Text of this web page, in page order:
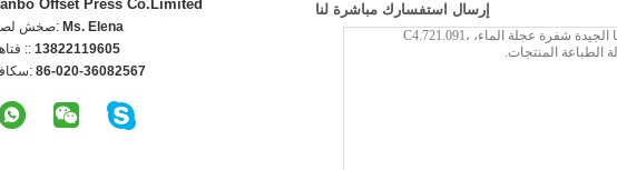
Offset Press Co.Limited
اتصل Ms. Elena
13822119605
86-020-36082567
إرسال استفسارك مباشرة لنا